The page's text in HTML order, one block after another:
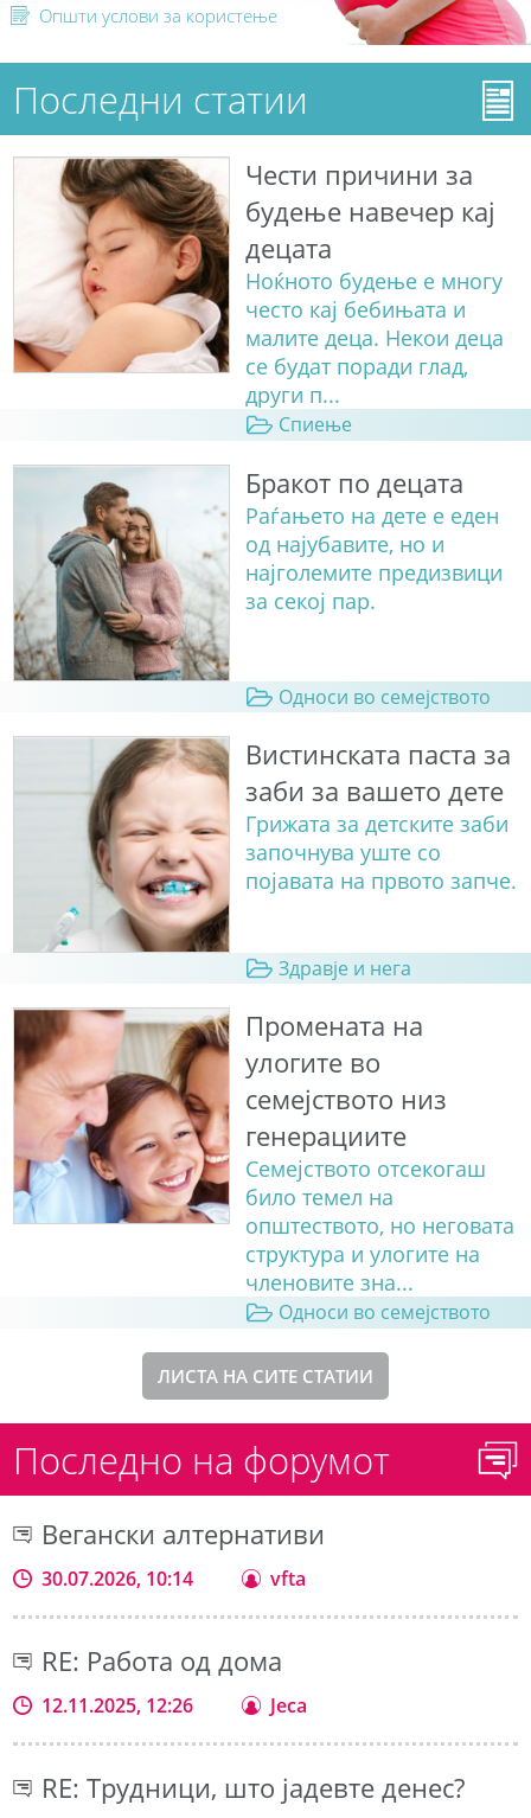
Општи услови за користење
Последни статии
Чести причини за
будење навечер кај
децата
Ноќното будење е многу
често кај бебињата и
малите деца. Некои деца
се будат поради глад,
други п...
Спиење
Бракот по децата
Раѓањето на дете е еден
од најубавите, но и
најголемите предизвици
за секој пар.
Односи во семејството
Вистинската паста за
заби за вашето дете
Грижата за детските заби
започнува уште со
појавата на првото запче.
Здравје и нега
Промената на
улогите во
семејството низ
генерациите
Семејството отсекогаш
било темел на
општеството, но неговата
структура и улогите на
членовите зна...
Односи во семејството
ЛИСТА НА СИТЕ СТАТИИ
Последно на форумот
Вегански алтернативи
30.07.2026, 10:14 vfta
RE: Работа од дома
12.11.2025, 12:26 Jeca
RE: Трудници, што јадевте денес?